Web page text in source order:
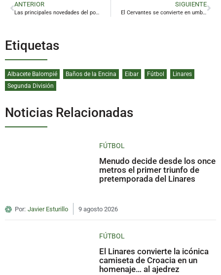
ANTERIOR
Las principales novedades del posgrado de la Universidad de Jaén pasan por Linares
SIGUIENTE
El Cervantes se convierte en umbral entre lo humano y lo divino con ‘Regina’
Etiquetas
Albacete Balompié Baños de la Encina Eibar Fútbol
Linares
Segunda División
Noticias Relacionadas
FÚTBOL
Menudo decide desde los once
metros el primer triunfo de
pretemporada del Linares
Por: Javier Esturillo 9 agosto 2026
FÚTBOL
El Linares convierte la icónica
camiseta de Croacia en un
homenaje… al ajedrez